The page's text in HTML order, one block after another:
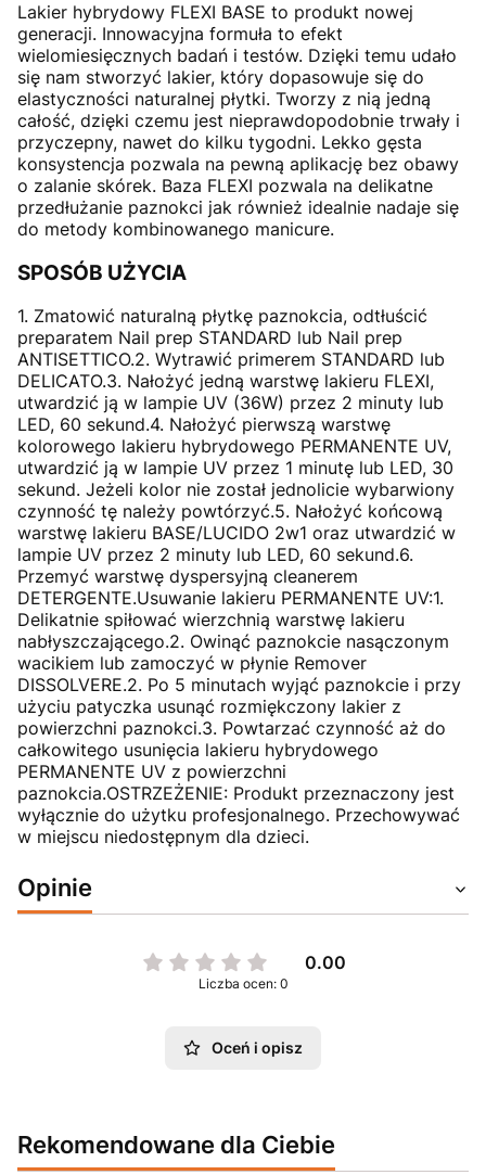
Lakier hybrydowy FLEXI BASE to produkt nowej
generacji. Innowacyjna formuła to efekt
wielomiesięcznych badań i testów. Dzięki temu udało
się nam stworzyć lakier, który dopasowuje się do
elastyczności naturalnej płytki. Tworzy z nią jedną
całość, dzięki czemu jest nieprawdopodobnie trwały i
przyczepny, nawet do kilku tygodni. Lekko gęsta
konsystencja pozwala na pewną aplikację bez obawy
o zalanie skórek. Baza FLEXI pozwala na delikatne
przedłużanie paznokci jak również idealnie nadaje się
do metody kombinowanego manicure.
SPOSÓB UŻYCIA
1. Zmatowić naturalną płytkę paznokcia, odtłuścić
preparatem Nail prep STANDARD lub Nail prep
ANTISETTICO.2. Wytrawić primerem STANDARD lub
DELICATO.3. Nałożyć jedną warstwę lakieru FLEXI,
utwardzić ją w lampie UV (36W) przez 2 minuty lub
LED, 60 sekund.4. Nałożyć pierwszą warstwę
kolorowego lakieru hybrydowego PERMANENTE UV,
utwardzić ją w lampie UV przez 1 minutę lub LED, 30
sekund. Jeżeli kolor nie został jednolicie wybarwiony
czynność tę należy powtórzyć.5. Nałożyć końcową
warstwę lakieru BASE/LUCIDO 2w1 oraz utwardzić w
lampie UV przez 2 minuty lub LED, 60 sekund.6.
Przemyć warstwę dyspersyjną cleanerem
DETERGENTE.Usuwanie lakieru PERMANENTE UV:1.
Delikatnie spiłować wierzchnią warstwę lakieru
nabłyszczającego.2. Owinąć paznokcie nasączonym
wacikiem lub zamoczyć w płynie Remover
DISSOLVERE.2. Po 5 minutach wyjąć paznokcie i przy
użyciu patyczka usunąć rozmiękczony lakier z
powierzchni paznokci.3. Powtarzać czynność aż do
całkowitego usunięcia lakieru hybrydowego
PERMANENTE UV z powierzchni
paznokcia.OSTRZEŻENIE: Produkt przeznaczony jest
wyłącznie do użytku profesjonalnego. Przechowywać
w miejscu niedostępnym dla dzieci.
Opinie
0.00
Liczba ocen: 0
Oceń i opisz
Rekomendowane dla Ciebie